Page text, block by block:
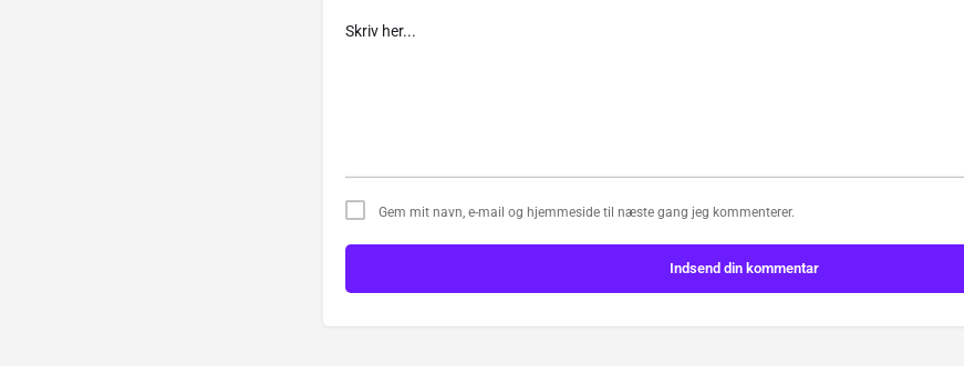
Gem mit navn, e-mail og hjemmeside til næste gang jeg kommenterer.
Indsend din kommentar